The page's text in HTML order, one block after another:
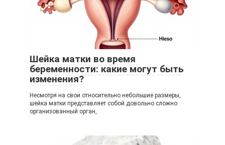
Шейка матки во время
беременности: какие могут быть
изменения?
Несмотря на свои относительно небольшие размеры,
шейка матки представляет собой довольно сложно
организованный орган,